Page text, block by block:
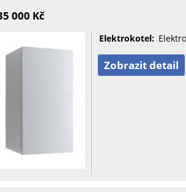
000 Kč
Elektrokotel:
Zobrazit detail